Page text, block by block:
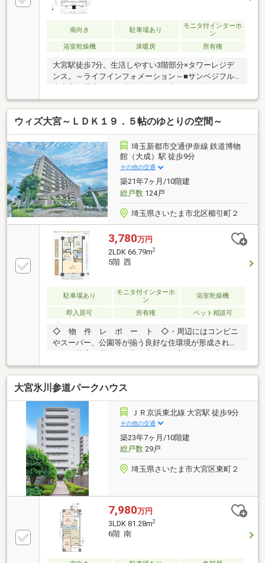
南向き 駐車場あり
モニタ付インターホ
ン
浴室乾燥機
床暖房 所有権
大宮駅徒歩7分。生活しやすい3階部分×タワーレジデ
ンス。～ライフインフォメーション～■サンベジフル
ま下町３丁目店・・・徒歩４分■マルエツ 大宮
店・・・徒歩９分■さいたま市立大宮小学校・・・徒
歩９分■さいたま市立大宮東中学校・・・徒歩１３分
ウィズ大宮～ＬＤＫ１９．５帖のゆとりの空間～
埼玉新都市交通伊奈線 鉄道博物
館（大成）駅 徒歩9分
その他の交通
築21年7ヶ月/10階建
総戸数124戸
埼玉県さいたま市北区櫛引町２
3,780万円
2LDK 66.79m2
5階 西
駐車場あり
モニタ付インターホ
ン
浴室乾燥機
即入居可 所有権 ペット相談可
◇ 物 件 レ ポ ー ト ◇・周辺にはコンビニ
やスーパー、公園等が揃う良好な住環境が形成されて
おり、子育て世代から永住者まで幅広い世代に支
持。・2LDK→3LDKに変更可能な間取り設計。・コン
ビニやスーパーが徒歩10分以内という充実した周辺環
境。・小学校が徒歩10分以内という親御様も安心の近
さ。・スロップシンク付きのバルコニー。・空室につ
きお問い合わせ当日のご見学可能です。☆頭金０円で
の購入可能です。☆無料にて資金の見える可「生涯FP
サービス」実施中☆嬉しい優待特典「Club Offプレミ
アム」サービス。☆お引越しから購入後のメンテナン
スまで全てお任せ下さい。
大宮氷川参道パークハウス
ＪＲ京浜東北線 大宮駅 徒歩9分
その他の交通
築23年7ヶ月/10階建
総戸数29戸
埼玉県さいたま市大宮区東町２
7,980万円
3LDK 81.28m2
6階 南